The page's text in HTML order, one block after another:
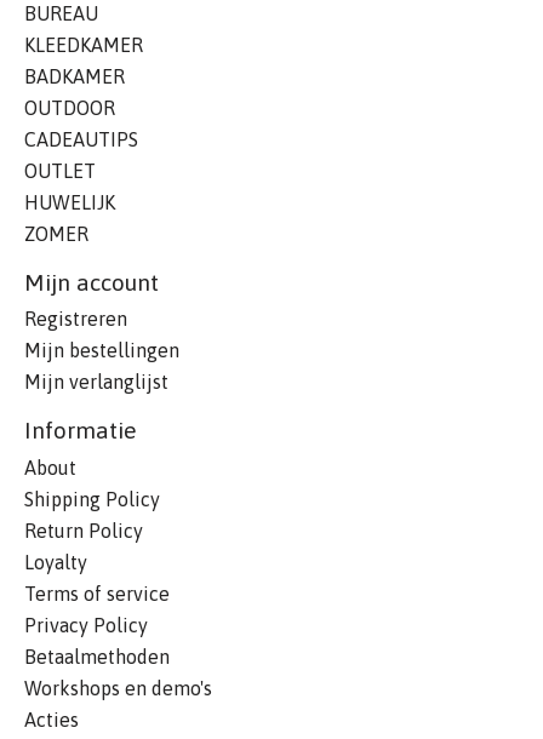
BUREAU
KLEEDKAMER
BADKAMER
OUTDOOR
CADEAUTIPS
OUTLET
HUWELIJK
ZOMER
Mijn account
Registreren
Mijn bestellingen
Mijn verlanglijst
Informatie
About
Shipping Policy
Return Policy
Loyalty
Terms of service
Privacy Policy
Betaalmethoden
Workshops en demo's
Acties